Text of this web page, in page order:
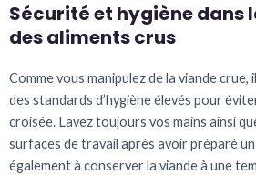
Sécurité et hygiène dans
des aliments crus
Comme vous manipulez de la viande
des standards d’hygiène élevés pour
croisée. Lavez toujours vos mains ainsi
surfaces de travail après avoir préparé
également à conserver la viande à une